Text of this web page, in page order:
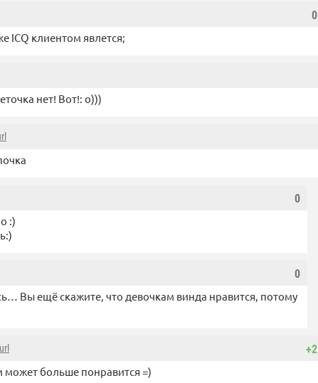
0
ICQ клиентом явлется;
нет! Вот!: о)))
0
:)
0
Вы ещё скажите, что девочкам винда нравится, потому
+2
url
может больше понравится =)